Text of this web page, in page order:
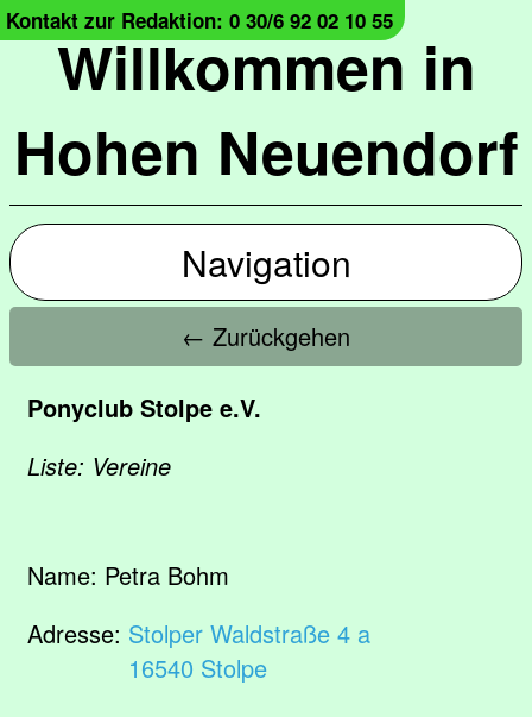
Willkommen in
Hohen Neuendorf
Kontakt zur Redaktion: 0 30/6 92 02 10 55
Navigation
← Zurückgehen
Ponyclub Stolpe e.V.
Liste: Vereine
Name: Petra Bohm
Adresse: Stolper Waldstraße 4 a
16540 Stolpe